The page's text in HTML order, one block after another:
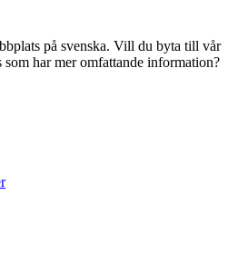
på svenska. Vill du byta till vår
har mer omfattande information?